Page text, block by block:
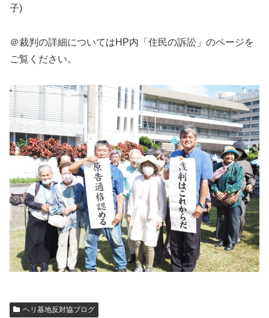
子)
＠裁判の詳細についてはHP内「住民の訴訟」のページを
ご覧ください。
ヘリ基地反対協ブログ